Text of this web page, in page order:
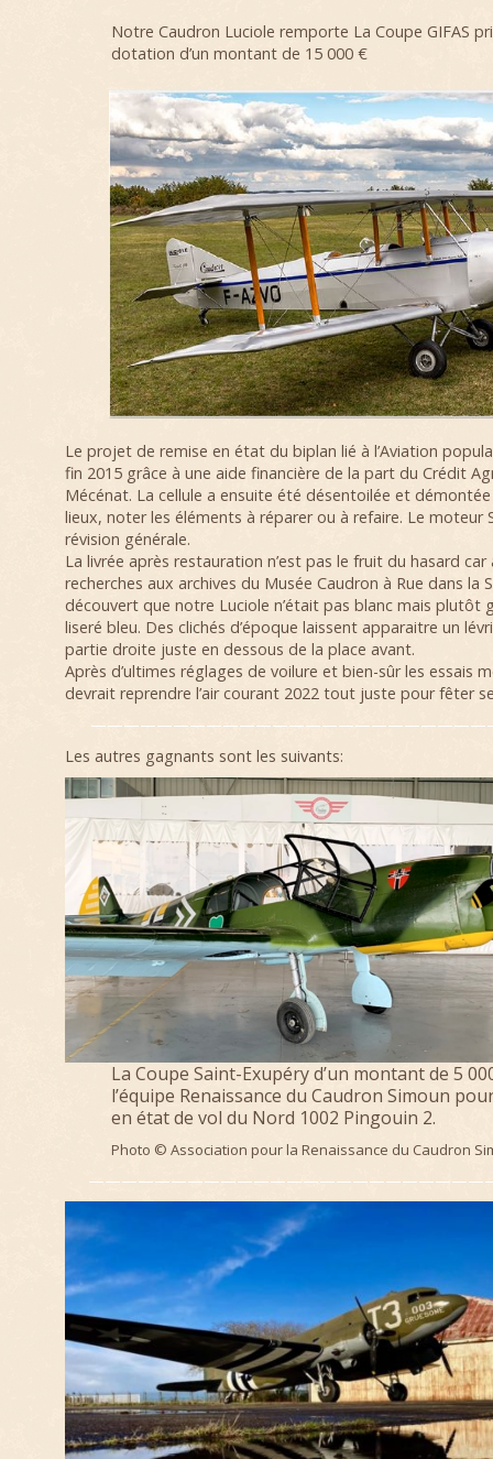
Notre Caudron Luciole remporte La Coupe GIFAS
dotation d’un montant de 15 000 €
Le projet de remise en état du biplan lié à l’Aviation
fin 2015 grâce à une aide financière de la part du Crédit
Mécénat. La cellule a ensuite été désentoilée et
lieux, noter les éléments à réparer ou à refaire. Le moteur
révision générale.
La livrée après restauration n’est pas le fruit du hasard car
recherches aux archives du Musée Caudron à Rue dans la
découvert que notre Luciole n’était pas blanc mais plutôt
liseré bleu. Des clichés d’époque laissent apparaitre un
partie droite juste en dessous de la place avant.
Après d’ultimes réglages de voilure et bien-sûr les essais
devrait reprendre l’air courant 2022 tout juste pour fêter
Les autres gagnants sont les suivants:
La Coupe Saint-Exupéry d’un montant de 5
l’équipe Renaissance du Caudron Simoun
en état de vol du Nord 1002 Pingouin 2.
Photo © Association pour la Renaissance du Caudron